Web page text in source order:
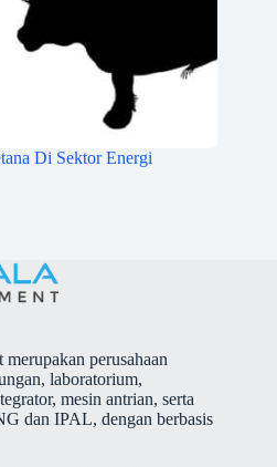
Di Sektor Energi
perusahaan
laboratorium,
mesin antrian, serta
dan IPAL, dengan berbasis